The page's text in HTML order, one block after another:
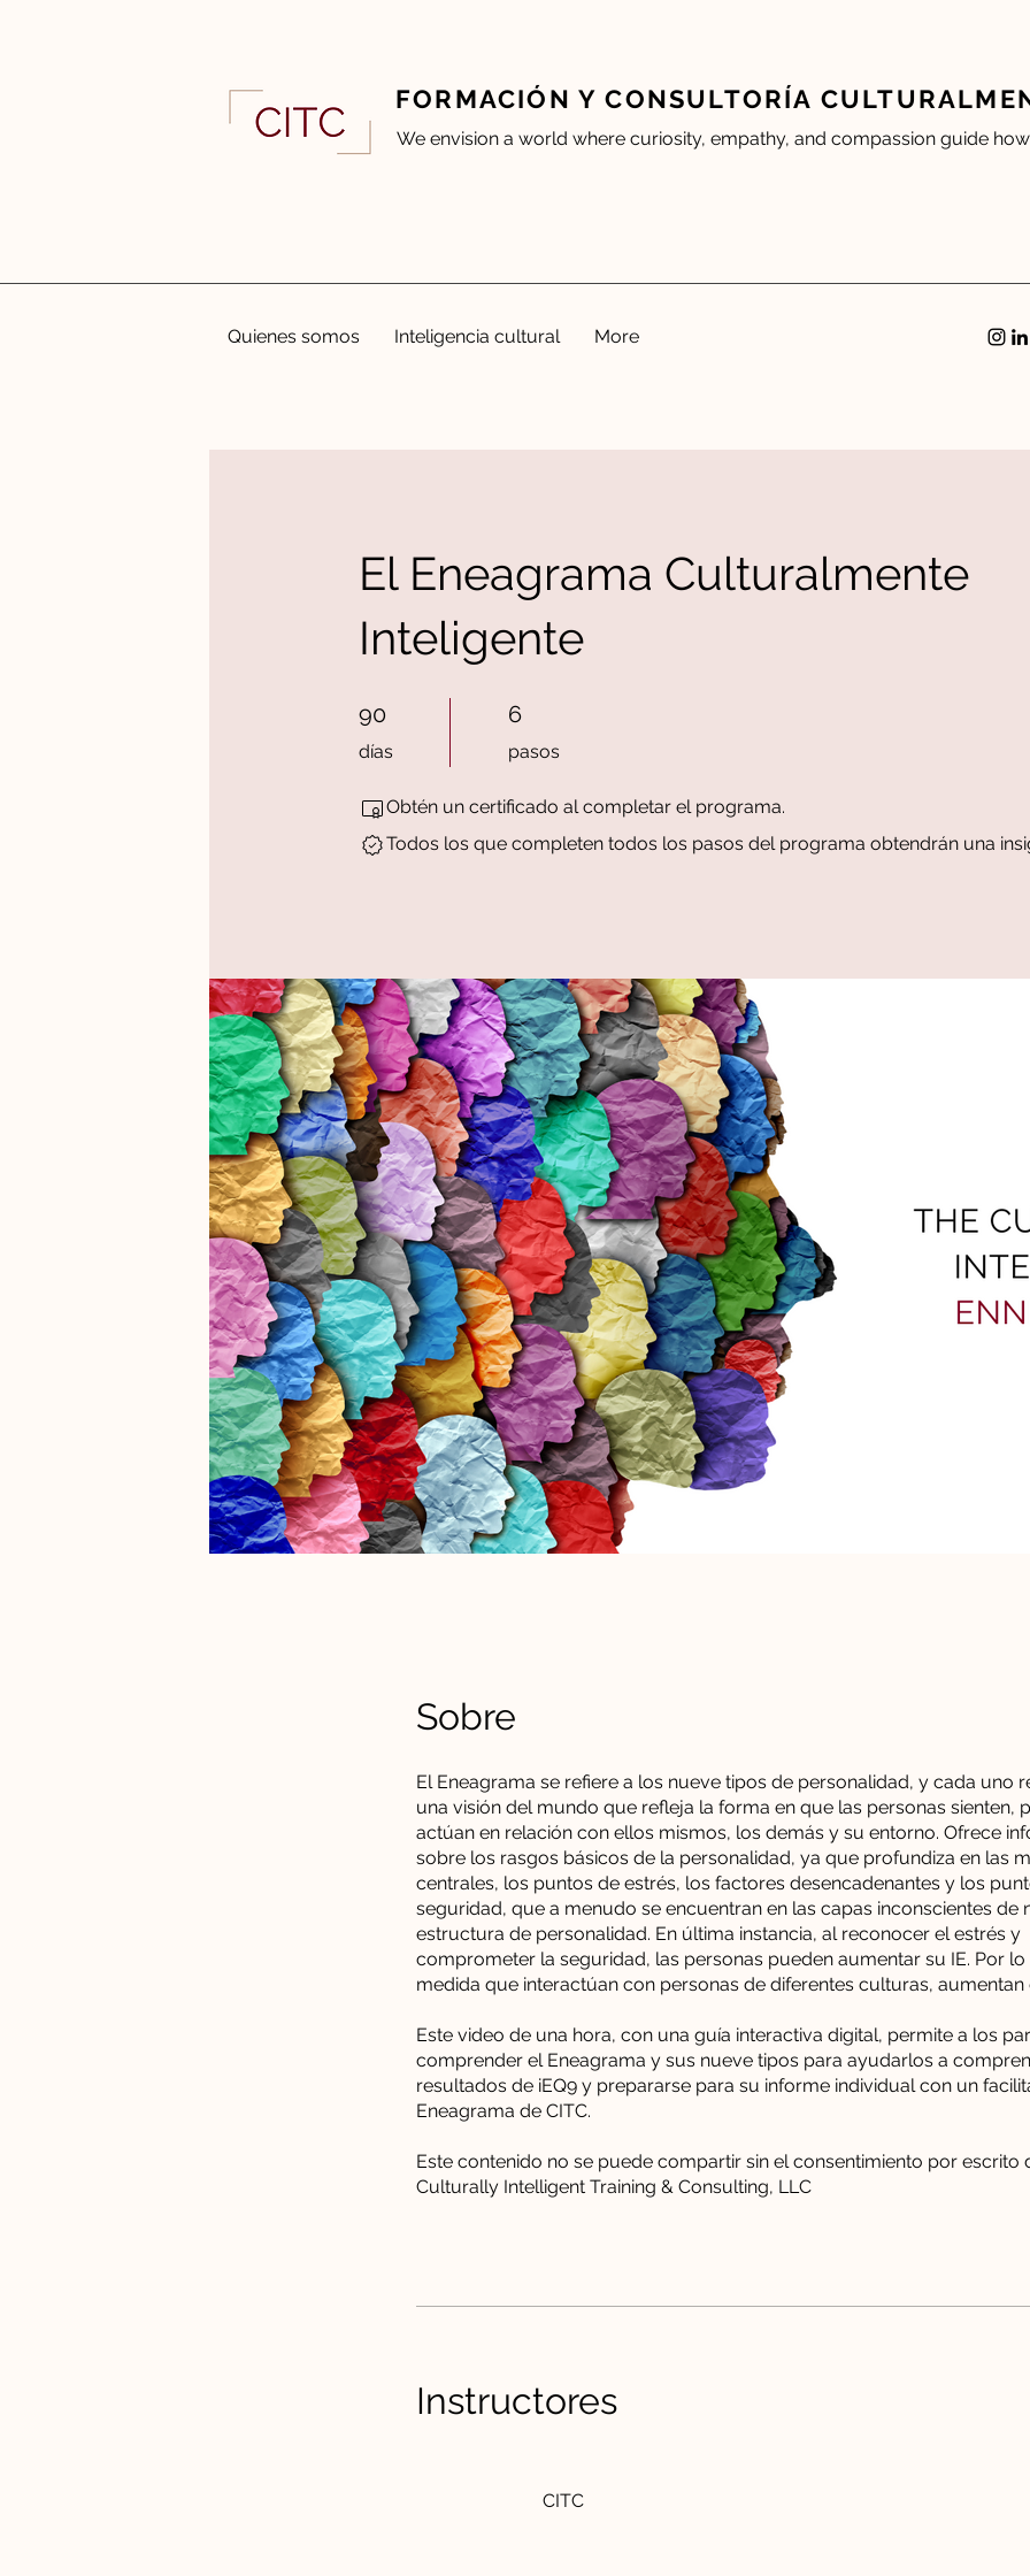
FORMACIÓN Y CONSULTORÍA
We envision a world where curiosity, empathy, and compassion guide
Quienes somos Inteligencia cultural More
El Eneagrama Culturalmente
Inteligente
90
días
6
pasos
6 pasos
Obtén un certificado al completar el programa.
Todos los que completen todos los pasos del programa obtendrán una
Sobre
El Eneagrama se refiere a los nueve tipos de personalidad, y cada uno
una visión del mundo que refleja la forma en que las personas sienten,
actúan en relación con ellos mismos, los demás y su entorno. Ofrece
sobre los rasgos básicos de la personalidad, ya que profundiza en las
centrales, los puntos de estrés, los factores desencadenantes y los
seguridad, que a menudo se encuentran en las capas inconscientes de
estructura de personalidad. En última instancia, al reconocer el estrés y
comprometer la seguridad, las personas pueden aumentar su IE. Por lo
medida que interactúan con personas de diferentes culturas, aumentan
Este video de una hora, con una guía interactiva digital, permite a los
comprender el Eneagrama y sus nueve tipos para ayudarlos a
resultados de iEQ9 y prepararse para su informe individual con un
Eneagrama de CITC.
Este contenido no se puede compartir sin el consentimiento por escrito
Culturally Intelligent Training & Consulting, LLC
Instructores
CITC